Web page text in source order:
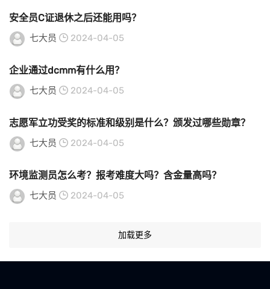
安全员C证退休之后还能用吗？
七大员 2024-04-05
企业通过dcmm有什么用？
七大员 2024-04-05
志愿军立功受奖的标准和级别是什么？颁发过哪些勋章？
七大员 2024-04-05
环境监测员怎么考？报考难度大吗？含金量高吗？
七大员 2024-04-05
加载更多